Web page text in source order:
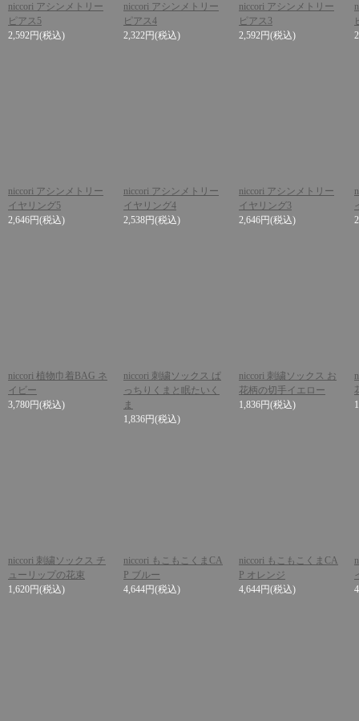
niccori アシンメトリー
ピアス5
2,592円(税込)
niccori アシンメトリー
ピアス4
2,322円(税込)
niccori アシンメトリー
ピアス3
2,592円(税込)
niccori アシンメトリー
イヤリング5
2,646円(税込)
niccori アシンメトリー
イヤリング4
2,538円(税込)
niccori アシンメトリー
イヤリング3
2,646円(税込)
niccori 植物巾着BAG ネ
イビー
3,780円(税込)
niccori 刺繍ソックス ぱ
っちりくまと眠たいく
ま
1,836円(税込)
niccori 刺繍ソックス お
花柄の切手イエロー
1,836円(税込)
niccori 刺繍ソックス チ
ューリップの花束
1,620円(税込)
niccori もこもこくまCA
P ブルー
4,644円(税込)
niccori もこもこくまCA
P オレンジ
4,644円(税込)